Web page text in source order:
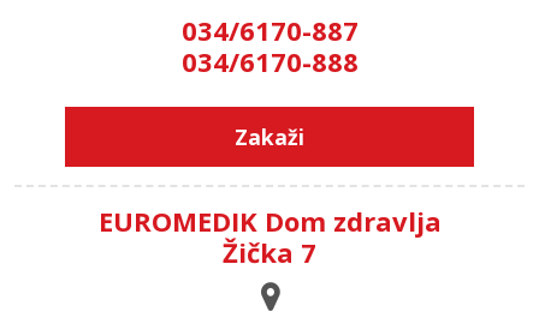
034/6170-887
034/6170-888
Zakaži
EUROMEDIK Dom zdravlja
Žička 7